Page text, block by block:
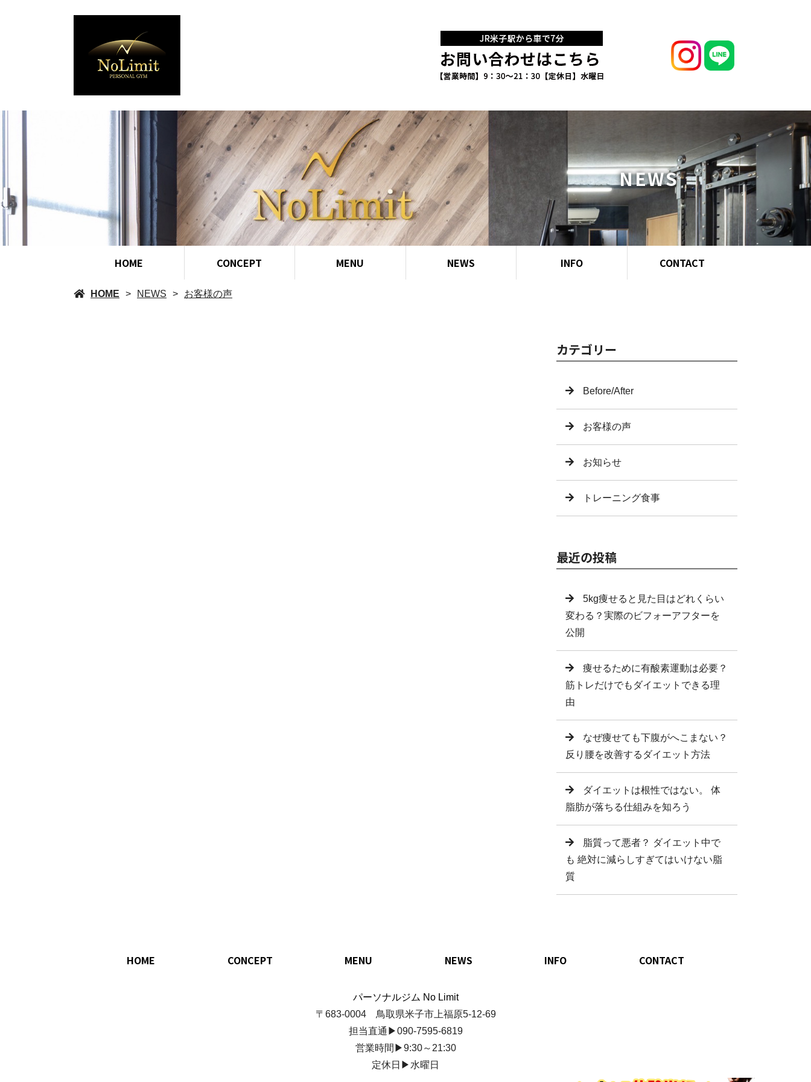
NEWS
HOME CONCEPT MENU NEWS INFO CONTACT
HOME NEWS お客様の声
カテゴリー
Before/After
お客様の声
お知らせ
トレーニング食事
最近の投稿
5kg痩せると見た目はどれくらい
変わる？実際のビフォーアフターを
公開
痩せるために有酸素運動は必要？
筋トレだけでもダイエットできる理
由
なぜ痩せても下腹がへこまない？
反り腰を改善するダイエット方法
ダイエットは根性ではない。 体
脂肪が落ちる仕組みを知ろう
脂質って悪者？ ダイエット中で
も 絶対に減らしすぎてはいけない脂
質
HOME CONCEPT MENU NEWS INFO CONTACT
パーソナルジム No Limit
〒683-0004 鳥取県米子市上福原5-12-69
担当直通▶090-7595-6819
営業時間▶9:30～21:30
定休日▶水曜日